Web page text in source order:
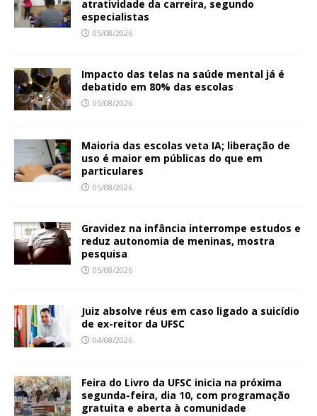
atratividade da carreira, segundo
especialistas
05/08/2026
Impacto das telas na saúde mental já é
debatido em 80% das escolas
05/08/2026
Maioria das escolas veta IA; liberação de
uso é maior em públicas do que em
particulares
05/08/2026
Gravidez na infância interrompe estudos e
reduz autonomia de meninas, mostra
pesquisa
05/08/2026
Juiz absolve réus em caso ligado a suicídio
de ex-reitor da UFSC
04/08/2026
Feira do Livro da UFSC inicia na próxima
segunda-feira, dia 10, com programação
gratuita e aberta à comunidade